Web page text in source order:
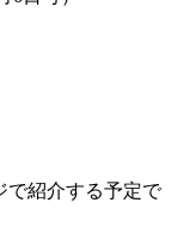
で紹介する予定で